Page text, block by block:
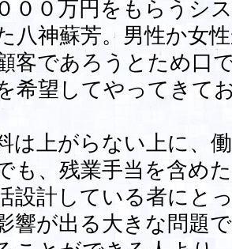
００万円をもらうシ
八神蘇芳。男性か女
客であろうとため口
希望してやってきて
は上がらない上に、
も、残業手当を含め
設計している者にと
響が出る大きな問題